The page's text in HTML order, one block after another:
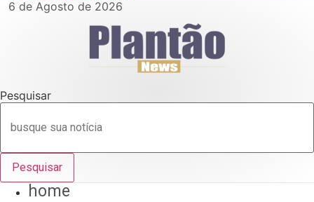
6 de Agosto de 2026
Pesquisar
Pesquisar
home